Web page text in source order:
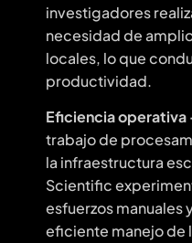
investigadores
necesidad de
locales, lo que
productividad.
Eficiencia operativa
trabajo de
la infraestructura
Scientific
esfuerzos manuales
eficiente manejo de